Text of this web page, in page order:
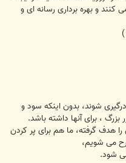
کنند و بهره برداری رسانه ای و
درگیری شوند، بدون اینکه سود و
، برای آنها داشته باشد.
چین را هدف گرفته، ما هم برای پر کردن
می شویم،
شود.